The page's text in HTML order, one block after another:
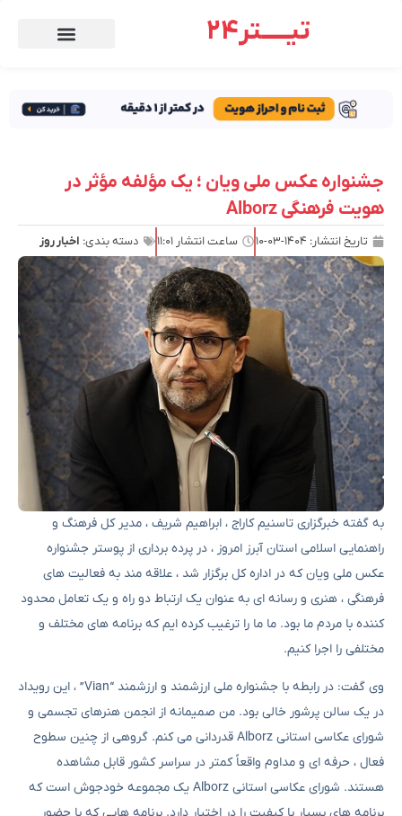
تیـــــتر24
جشنواره عکس ملی ویان ؛ یک مؤلفه مؤثر در
هویت فرهنگی Alborz
تاریخ انتشار: ۱۴۰۴-۰۳-۱۰ ساعت انتشار ۱۱:۰۱ دسته بندی: اخبار روز
به گفته خبرگزاری تاسنیم کاراج ، ابراهیم شریف ، مدیر کل فرهنگ و
راهنمایی اسلامی استان آبرز امروز ، در پرده برداری از پوستر جشنواره
عکس ملی ویان که در اداره کل برگزار شد ، علاقه مند به فعالیت های
فرهنگی ، هنری و رسانه ای به عنوان یک ارتباط دو راه و یک تعامل محدود
کننده با مردم ما بود. ما ما را ترغیب کرده ایم که برنامه های مختلف و
مختلفی را اجرا کنیم.
وی گفت: در رابطه با جشنواره ملی ارزشمند و ارزشمند “Vian” ، این رویداد
در یک سالن پرشور خالی بود. من صمیمانه از انجمن هنرهای تجسمی و
شورای عکاسی استانی Alborz قدردانی می کنم. گروهی از چنین سطوح
فعال ، حرفه ای و مداوم واقعاً کمتر در سراسر کشور قابل مشاهده
هستند. شورای عکاسی استانی Alborz یک مجموعه خودجوش است که